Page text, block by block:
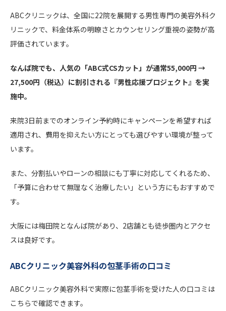
ABCクリニックは、全国に22院を展開する男性専門の美容外科ク
リニックで、料金体系の明瞭さとカウンセリング重視の姿勢が高
評価されています。
なんば院でも、人気の「ABC式CSカット」が通常55,000円 →
27,500円（税込）に割引される『男性応援プロジェクト』を実
施中。
来院3日前までのオンライン予約時にキャンペーンを希望すれば
適用され、費用を抑えたい方にとっても選びやすい環境が整って
います。
また、分割払いやローンの相談にも丁寧に対応してくれるため、
「予算に合わせて無理なく治療したい」という方にもおすすめで
す。
大阪には梅田院となんば院があり、2店舗とも徒歩圏内とアクセ
スは良好です。
ABCクリニック美容外科の包茎手術の口コミ
ABCクリニック美容外科で実際に包茎手術を受けた人の口コミは
こちらで確認できます。